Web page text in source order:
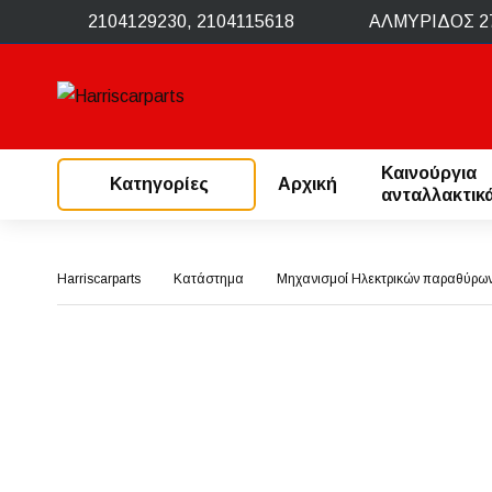
2104129230, 2104115618 ΑΛΜΥΡΙΔΟΣ
Κατηγορίες Αρχική
Καινούργια
Harriscarparts Κατάστημα Μηχανισμοί Ηλεκτρικών